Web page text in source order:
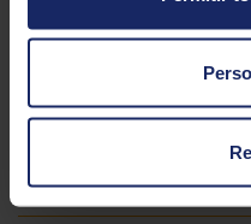
Tipo
MICHELIN STARCROSS 5